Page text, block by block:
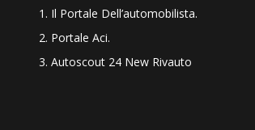
Il Portale Dell’automobilista.
Portale Aci.
Autoscout 24 New Rivauto